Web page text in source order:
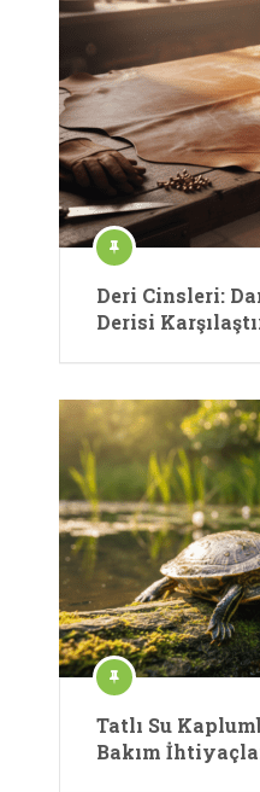
Deri Cinsleri:
Derisi
Tatlı Su
Bakım